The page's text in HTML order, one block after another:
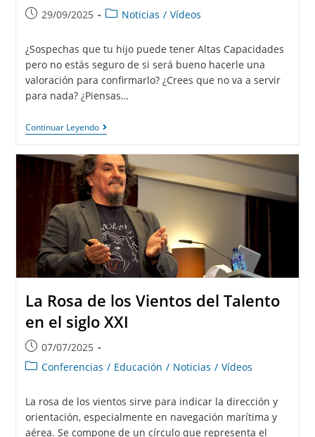
29/09/2025 Noticias / Vídeos
¿Sospechas que tu hijo puede tener Altas Capacidades
pero no estás seguro de si será bueno hacerle una
valoración para confirmarlo? ¿Crees que no va a servir
para nada? ¿Piensas…
Continuar Leyendo
La Rosa de los Vientos del Talento
en el siglo XXI
07/07/2025
Conferencias / Educación / Noticias / Vídeos
La rosa de los vientos sirve para indicar la dirección y
orientación, especialmente en navegación marítima y
aérea. Se compone de un círculo que representa el